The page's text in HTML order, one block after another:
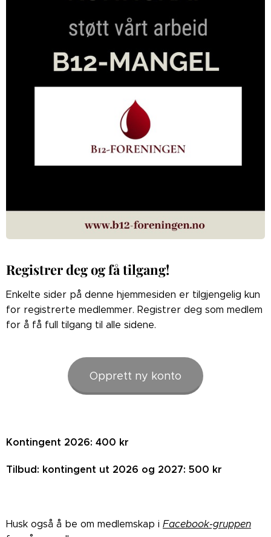
Registrer deg og få tilgang!
Enkelte sider på denne hjemmesiden er tilgjengelig kun
for registrerte medlemmer. Registrer deg som medlem
for å få full tilgang til alle sidene.
Opprett ny konto
Kontingent 2026: 400 kr
Tilbud: kontingent ut 2026 og 2027: 500 kr
Husk også å be om medlemskap i Facebook-gruppen